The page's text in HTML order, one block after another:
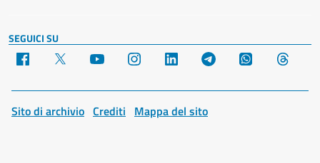
SEGUICI SU
Facebook YouTube Instagram LinkedIn Telegram WhatsApp
Sito di archivio Crediti Mappa del sito